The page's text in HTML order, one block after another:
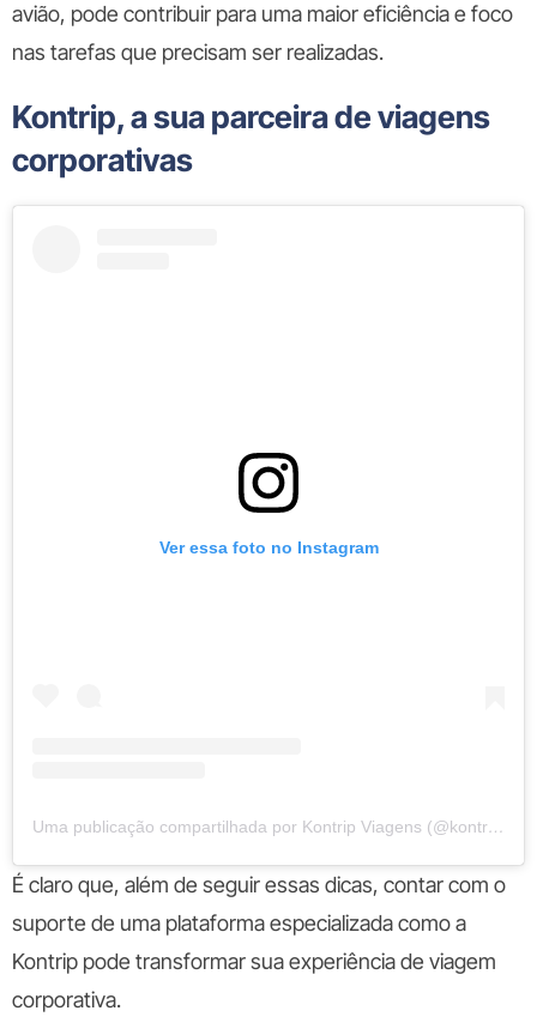
avião, pode contribuir para uma maior eficiência e foco
nas tarefas que precisam ser realizadas.
Kontrip, a sua parceira de viagens
corporativas
Ver essa foto no Instagram
Uma publicação compartilhada por Kontrip Viagens (@kontripviagens)
É claro que, além de seguir essas dicas, contar com o
suporte de uma plataforma especializada como a
Kontrip pode transformar sua experiência de viagem
corporativa.